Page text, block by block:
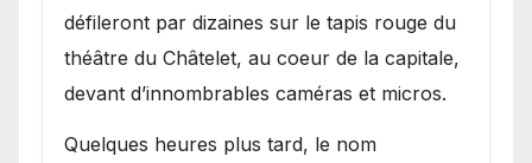
défileront par dizaines sur le tapis rouge du
théâtre du Châtelet, au coeur de la capitale,
devant d’innombrables caméras et micros.
Quelques heures plus tard, le nom